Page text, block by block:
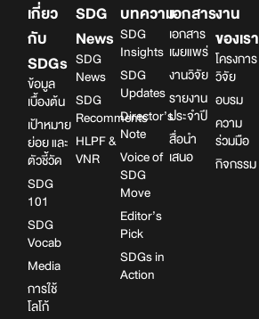
เกี่ยว
กับ
SDGs
ข้อมูล
เบื้องต้น
เป้าหมาย
ย่อย และ
ตัวชี้วัด
SDG
101
SDG
Vocab
Media
การใช้
โลโก้
SDG
News
SDG
News
SDG
Recomments
HLPF &
VNR
บทความ
SDG
Insights
SDG
Updates
Director’s
Note
Voice of
SDG
Move
Editor’s
Pick
SDGs in
Action
เอกสาร
เอกสาร
เผยแพร่
งานวิจัย
รายงาน
ประจำปี
สื่อนำ
เสนอ
งาน
ของเรา
โครงการ
วิจัย
อบรม
ความ
ร่วมมือ
กิจกรรม